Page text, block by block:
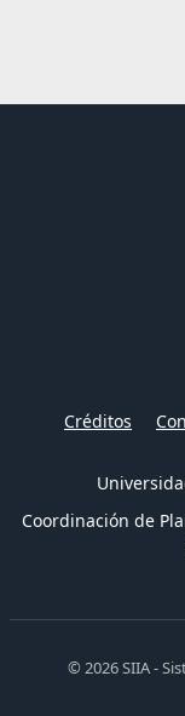
Créditos
Coordinación de
© 2026 SIIA -